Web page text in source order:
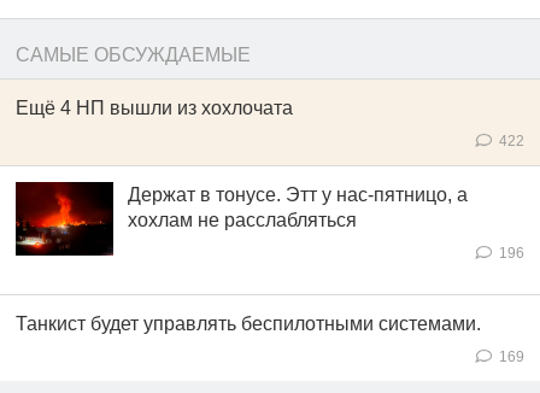
САМЫЕ ОБСУЖДАЕМЫЕ
Ещё 4 НП вышли из хохлочата
422
Держат в тонусе. Этт у нас-пятницо, а
хохлам не расслабляться
196
Танкист будет управлять беспилотными системами.
169